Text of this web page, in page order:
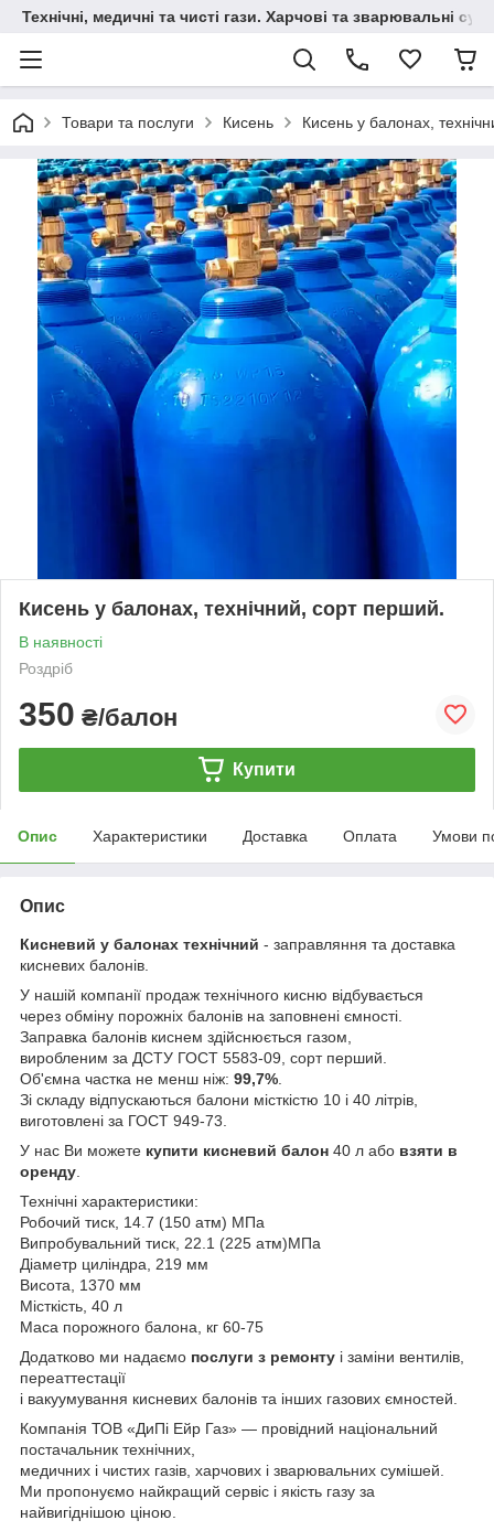
Технічні, медичні та чисті гази. Харчові та зварювальні
Товари та послуги Кисень Кисень у балонах,
Кисень у балонах, технічний, сорт перший.
В наявності
Роздріб
350 ₴/балон
Купити
Опис Характеристики Доставка Оплата Умови
Опис
Кисневий у балонах технічний - заправляння та доставка
кисневих балонів.
У нашій компанії продаж технічного кисню відбувається
через обміну порожніх балонів на заповнені ємності.
Заправка балонів киснем здійснюється газом,
виробленим за ДСТУ ГОСТ 5583-09, сорт перший.
Об'ємна частка не менш ніж: 99,7%
Зі складу відпускаються балони місткістю 10 і 40 літрів,
виготовлені за ГОСТ 949-73.
У нас Ви можете купити кисневий балон 40 л або взяти в
оренду
Технічні характеристики:
Робочий тиск, 14.7 (150 атм) МПа
Випробувальний тиск, 22.1 (225 атм)МПа
Діаметр циліндра, 219 мм
Висота, 1370 мм
Місткість, 40 л
Маса порожного балона, кг 60-75
Додатково ми надаємо послуги з ремонту і заміни вентилів,
переаттестації
і вакуумування кисневих балонів та інших газових ємностей.
Компанія ТОВ «ДиПі Ейр Газ» — провідний національний
постачальник технічних,
медичних і чистих газів, харчових і зварювальних сумішей.
Ми пропонуємо найкращий сервіс і якість газу за
найвигіднішою ціною.